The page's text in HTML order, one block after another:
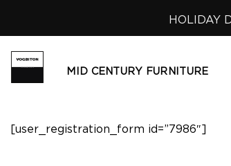
HOLIDAY
MID CENTURY FURNITURE
[user_registration_form id=”7986″]